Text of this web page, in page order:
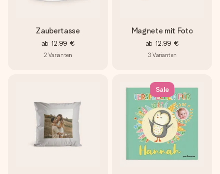
Zaubertasse
ab 12,99 €
2 Varianten
Magnete mit Foto
ab 12,99 €
3Varianten
Sale